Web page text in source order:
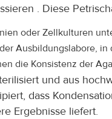
. Diese
oder Zellkulturen
Ausbildungslabore,
die Konsistenz der
und aus
dass
Ergebnisse liefert.